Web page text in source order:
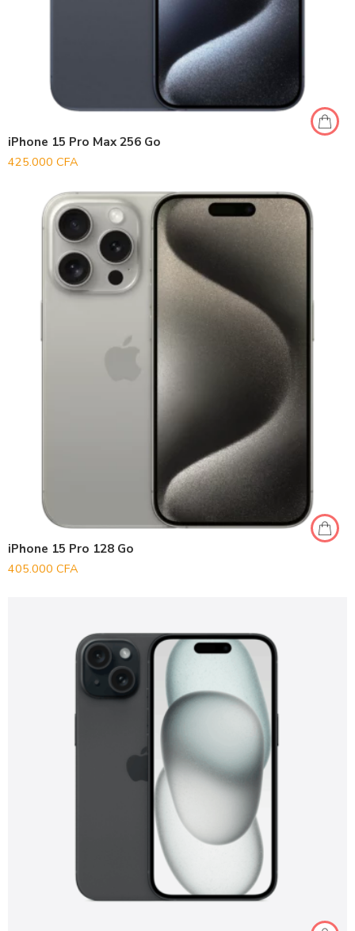
iPhone 15 Pro Max 256 Go
425.000 CFA
iPhone 15 Pro 128 Go
405.000 CFA